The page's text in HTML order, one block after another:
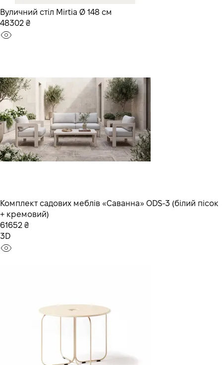
Вуличний стіл Mirtia Ø 148 см
48302 ₴
Комплект садових меблів «Саванна» ODS-3 (білий пісок
+ кремовий)
61652 ₴
3D